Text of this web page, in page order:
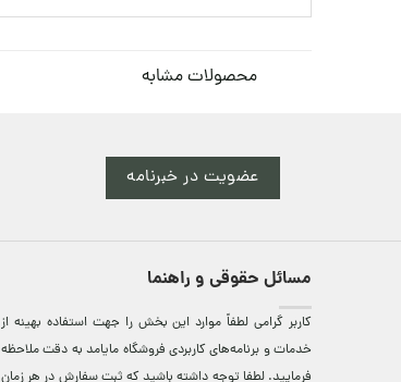
محصولات مشابه
عضویت در خبرنامه
مسائل حقوقی و راهنما
کاربر گرامی لطفاً موارد این بخش را جهت استفاده بهینه از
خدمات و برنامه‌‏های کاربردی فروشگاه مایامد به دقت ملاحظه
فرمایید. لطفا توجه داشته باشید که ثبت سفارش در هر زمان